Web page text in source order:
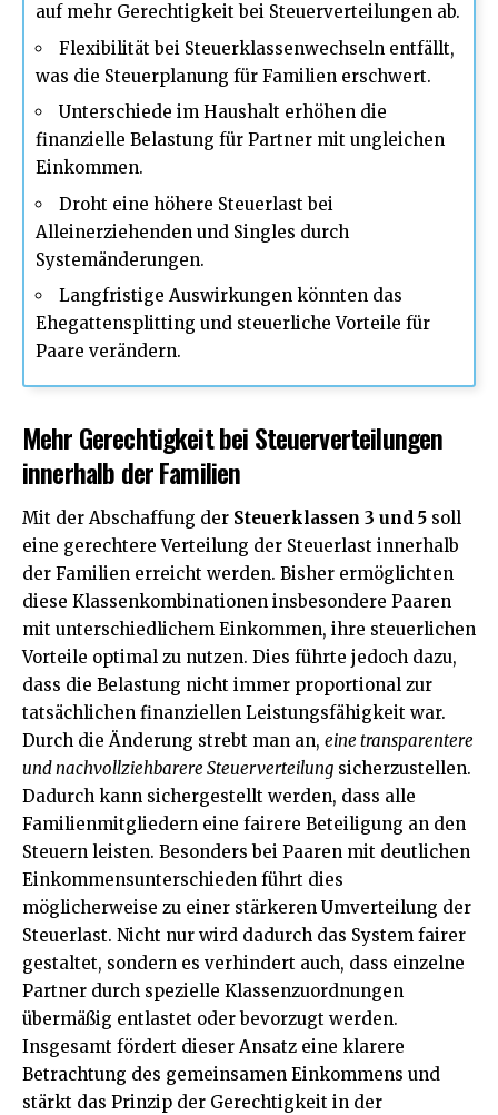
auf mehr Gerechtigkeit bei Steuerverteilungen ab.
Flexibilität bei Steuerklassenwechseln entfällt,
was die Steuerplanung für Familien erschwert.
Unterschiede im Haushalt erhöhen die
finanzielle Belastung für Partner mit ungleichen
Einkommen.
Droht eine höhere Steuerlast bei
Alleinerziehenden und Singles durch
Systemänderungen.
Langfristige Auswirkungen könnten das
Ehegattensplitting und steuerliche Vorteile für
Paare verändern.
Mehr Gerechtigkeit bei Steuerverteilungen
innerhalb der Familien
Mit der Abschaffung der Steuerklassen 3 und 5 soll
eine gerechtere Verteilung der Steuerlast innerhalb
der Familien erreicht werden. Bisher ermöglichten
diese Klassenkombinationen insbesondere Paaren
mit unterschiedlichem Einkommen, ihre steuerlichen
Vorteile optimal zu nutzen. Dies führte jedoch dazu,
dass die Belastung nicht immer proportional zur
tatsächlichen finanziellen Leistungsfähigkeit war.
Durch die Änderung strebt man an, eine transparentere
und nachvollziehbarere Steuerverteilung sicherzustellen.
Dadurch kann sichergestellt werden, dass alle
Familienmitgliedern eine fairere Beteiligung an den
Steuern leisten. Besonders bei Paaren mit deutlichen
Einkommensunterschieden führt dies
möglicherweise zu einer stärkeren Umverteilung der
Steuerlast. Nicht nur wird dadurch das System fairer
gestaltet, sondern es verhindert auch, dass einzelne
Partner durch spezielle Klassenzuordnungen
übermäßig entlastet oder bevorzugt werden.
Insgesamt fördert dieser Ansatz eine klarere
Betrachtung des gemeinsamen Einkommens und
stärkt das Prinzip der Gerechtigkeit in der